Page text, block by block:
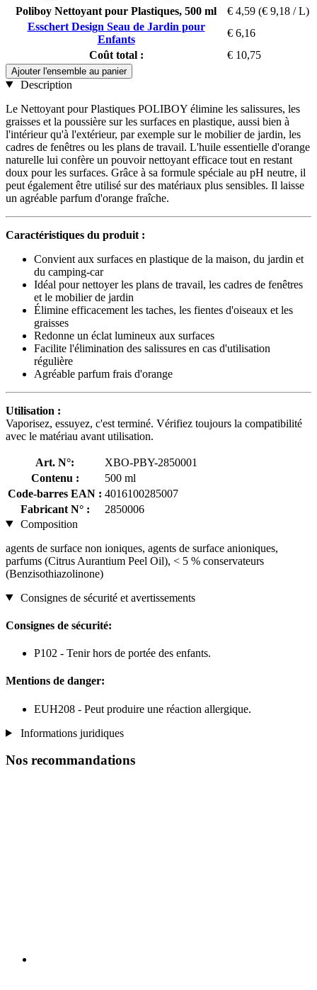
Poliboy Nettoyant pour Plastiques, 500 ml € 4,59 (€ 9,18 / L)
Esschert Design Seau de Jardin pour
Enfants
€ 6,16
Coût total :
€ 10,75
Ajouter l'ensemble au panier
Description
Le Nettoyant pour Plastiques POLIBOY élimine les salissures, les
graisses et la poussière sur les surfaces en plastique, aussi bien à
l'intérieur qu'à l'extérieur, par exemple sur le mobilier de jardin, les
cadres de fenêtres ou les plans de travail. L'huile essentielle d'orange
naturelle lui confère un pouvoir nettoyant efficace tout en restant
doux pour les surfaces. Grâce à sa formule spéciale au pH neutre, il
peut également être utilisé sur des matériaux plus sensibles. Il laisse
un agréable parfum d'orange fraîche.
Caractéristiques du produit :
Convient aux surfaces en plastique de la maison, du jardin et
du camping-car
Idéal pour nettoyer les plans de travail, les cadres de fenêtres
et le mobilier de jardin
Élimine efficacement les taches, les fientes d'oiseaux et les
graisses
Redonne un éclat lumineux aux surfaces
Facilite l'élimination des salissures en cas d'utilisation
régulière
Agréable parfum frais d'orange
Utilisation :
Vaporisez, essuyez, c'est terminé. Vérifiez toujours la compatibilité
avec le matériau avant utilisation.
Art. N°:
XBO-PBY-2850001
Contenu :
500 ml
Code-barres EAN : 4016100285007
Fabricant N° :
2850006
Composition
agents de surface non ioniques, agents de surface anioniques,
parfums (Citrus Aurantium Peel Oil), < 5 % conservateurs
(Benzisothiazolinone)
Consignes de sécurité et avertissements
Consignes de sécurité:
P102 - Tenir hors de portée des enfants.
Mentions de danger:
EUH208 - Peut produire une réaction allergique.
Informations juridiques
Nos recommandations